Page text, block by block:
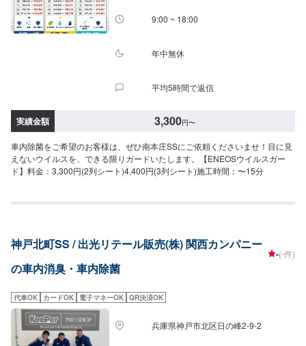
9:00 ~ 18:00
年中無休
平均5時間で返信
実績金額 3,300円〜
車内除菌をご希望のお客様は、ぜひ南本庄SSにご依頼くださいませ！目に見
えないウイルスを、できる限りガードいたします。【ENEOSウイルスガー
ド】料金：3,300円(2列シート)4,400円(3列シート)施工時間：〜15分
神戸北町SS / 出光リテール販売(株) 関西カンパニー
の車内消臭・車内除菌
-(-件)
代車OK カードOK 電子マネーOK QR決済OK
兵庫県神戸市北区日の峰2-9-2